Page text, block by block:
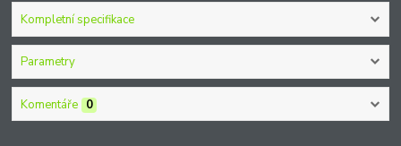
Kompletní specifikace
Parametry
Komentáře 0